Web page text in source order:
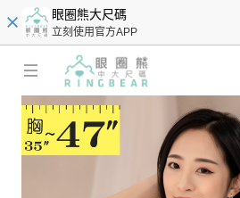
眼圈熊大尺碼
立刻使用官方APP